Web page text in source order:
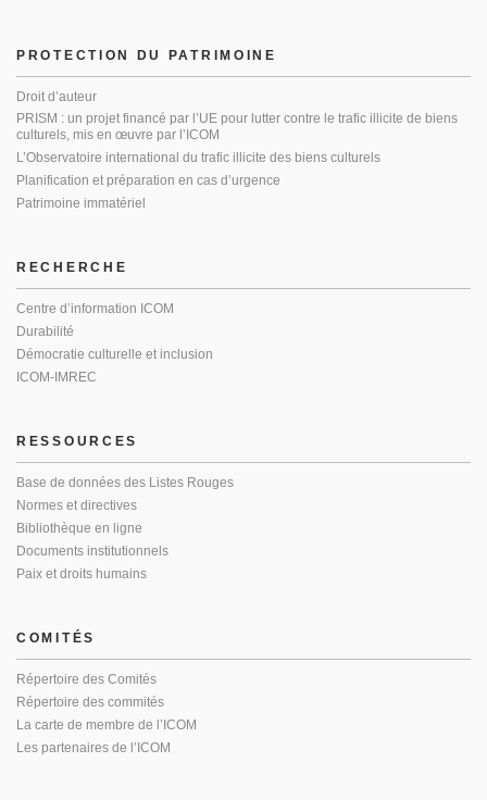
PROTECTION DU PATRIMOINE
Droit d’auteur
PRISM : un projet financé par l’UE pour lutter contre le trafic illicite de biens
culturels, mis en œuvre par l’ICOM
L’Observatoire international du trafic illicite des biens culturels
Planification et préparation en cas d’urgence
Patrimoine immatériel
RECHERCHE
Centre d’information ICOM
Durabilité
Démocratie culturelle et inclusion
ICOM-IMREC
RESSOURCES
Base de données des Listes Rouges
Normes et directives
Bibliothèque en ligne
Documents institutionnels
Paix et droits humains
COMITÉS
Répertoire des Comités
Répertoire des commités
La carte de membre de l’ICOM
Les partenaires de l’ICOM